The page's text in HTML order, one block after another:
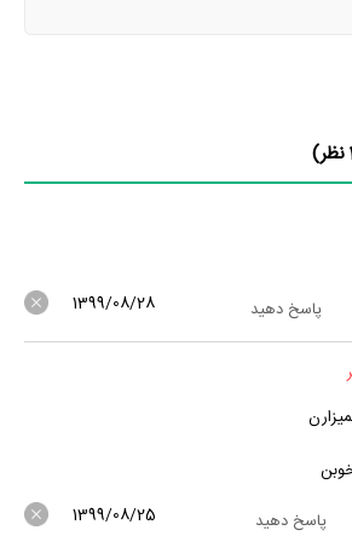
نظر)
پاسخ دهید 1399/08/28
پاسخ دهید 1399/08/25